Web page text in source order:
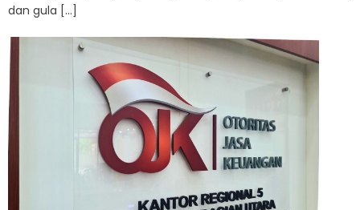
dan gula […]